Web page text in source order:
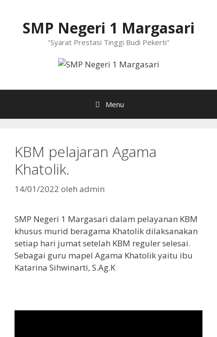
SMP Negeri 1 Margasari
"Syarat Prestasi Tinggi Budi Pekerti"
Menu
KBM pelajaran Agama
Khatolik.
14/01/2022 oleh admin
SMP Negeri 1 Margasari dalam pelayanan KBM
khusus murid beragama Khatolik dilaksanakan
setiap hari jumat setelah KBM reguler selesai.
Sebagai guru mapel Agama Khatolik yaitu ibu
Katarina Sihwinarti, S.Ag.K